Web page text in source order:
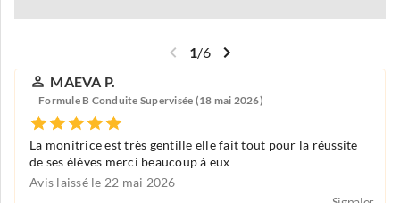
1/6
MAEVA P.
Formule B Conduite Supervisée (18 mai 2026)
La monitrice est très gentille elle fait tout pour la réussite
de ses élèves merci beaucoup à eux
Avis laissé le 22 mai 2026